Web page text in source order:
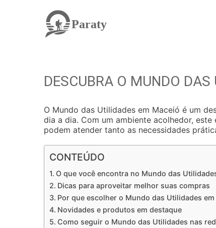
Paraty
DESCUBRA O MUNDO
O Mundo das Utilidades em Maceió é um
dia a dia. Com um ambiente acolhedor,
podem atender tanto as necessidades
CONTEÚDO
O que você encontra no Mundo das
Dicas para aproveitar melhor suas compras
Por que escolher o Mundo das Utilidades em
Novidades e produtos em destaque
Como seguir o Mundo das Utilidades nas